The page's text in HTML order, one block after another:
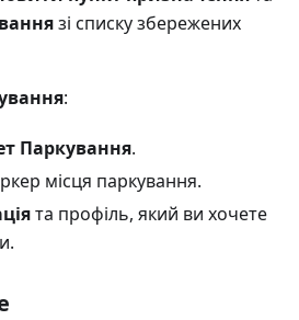
зі списку збережених
:
Паркування.
місця паркування.
та профіль, який ви хочете